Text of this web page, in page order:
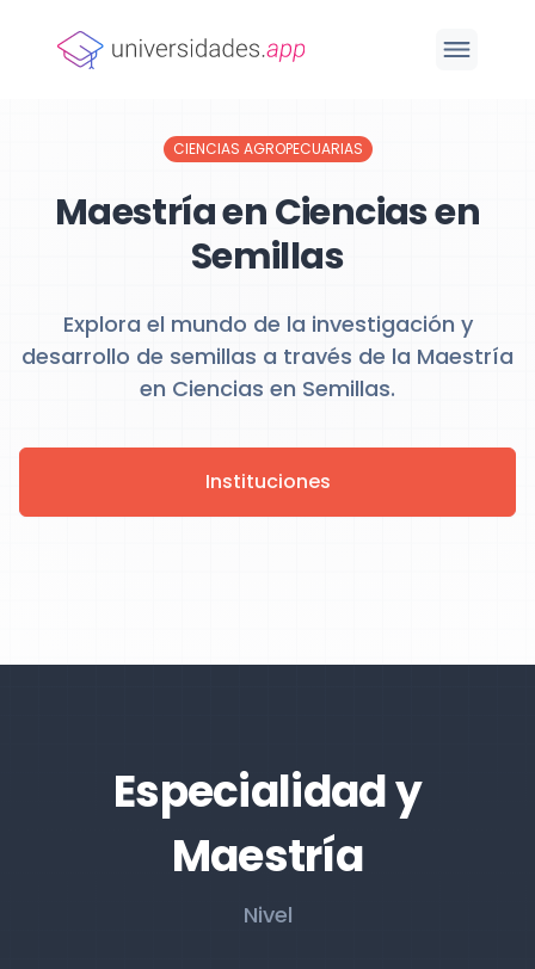
CIENCIAS AGROPECUARIAS
Maestría en Ciencias en
Semillas
Explora el mundo de la investigación y
desarrollo de semillas a través de la Maestría
en Ciencias en Semillas.
Instituciones
Especialidad y
Maestría
Nivel